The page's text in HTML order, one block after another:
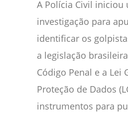
A Polícia Civil iniciou
investigação para
identificar os
a legislação
Código Penal e a Lei
Proteção de Dados
instrumentos para